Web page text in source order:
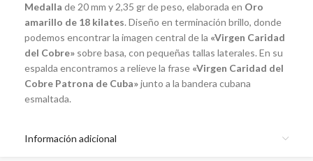
Medalla de 20 mm y 2,35 gr de peso, elaborada en Oro
amarillo de 18 kilates. Diseño en terminación brillo, donde
podemos encontrar la imagen central de la «Virgen Caridad
del Cobre» sobre basa, con pequeñas tallas laterales. En su
espalda encontramos a relieve la frase «Virgen Caridad del
Cobre Patrona de Cuba»junto a la bandera cubana
esmaltada.
Información adicional